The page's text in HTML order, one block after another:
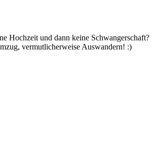
Hochzeit und dann keine Schwangerschaft?
vermutlicherweise Auswandern! :)